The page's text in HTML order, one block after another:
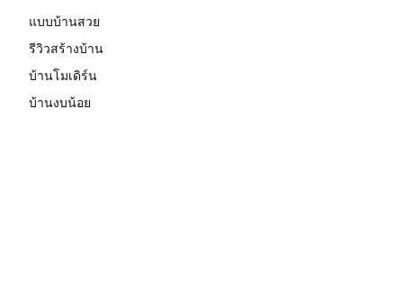
แบบบ้านสวย
รีวิวสร้างบ้าน
บ้านโมเดิร์น
บ้านงบน้อย